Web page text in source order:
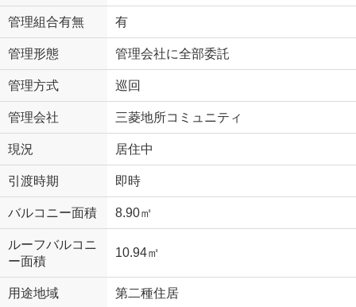
管理組合有無 有
管理形態 管理会社に全部委託
管理方式 巡回
管理会社 三菱地所コミュニティ
現況 居住中
引渡時期 即時
バルコニー面積 8.90㎡
ルーフバルコニ
ー面積
10.94㎡
用途地域 第二種住居